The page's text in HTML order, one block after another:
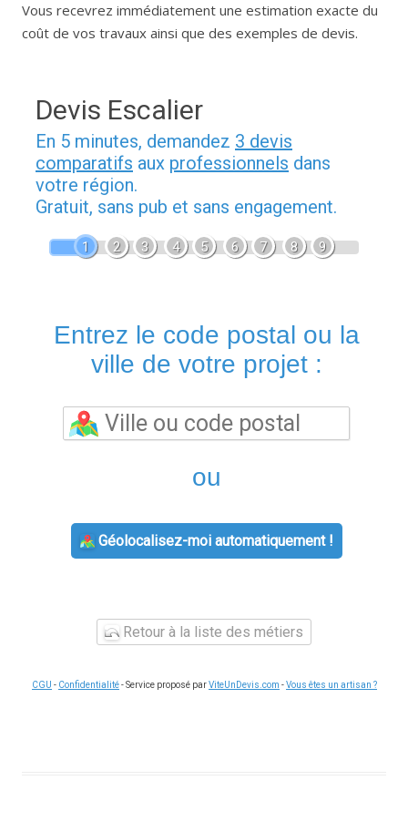
Vous recevrez immédiatement une estimation exacte du
coût de vos travaux ainsi que des exemples de devis.
Devis Escalier
En 5 minutes, demandez 3 devis
comparatifs aux professionnels dans
votre région.
Gratuit, sans pub et sans engagement.
1 2 3 4 5 6 7 8 9
Entrez le code postal ou la
ville de votre projet :
ou
Géolocalisez-moi automatiquement !
Retour à la liste des métiers
CGU - Confidentialité- Service proposé parViteUnDevis.com -Vous êtes un artisan ?